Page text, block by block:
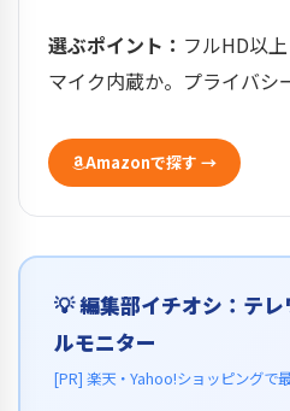
選ぶポイント： フルHD以
マイク内蔵か。プライバシ
Amazonで探す →
💡 編集部イチオシ：テ
ルモニター
[PR] 楽天・Yahoo!ショッピングで